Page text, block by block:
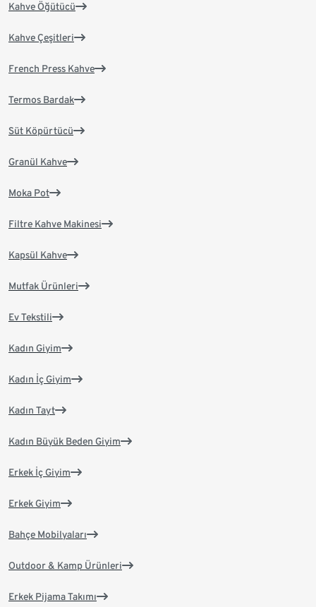
Kahve Öğütücü
Kahve Çeşitleri
French Press Kahve
Termos Bardak
Süt Köpürtücü
Granül Kahve
Moka Pot
Filtre Kahve Makinesi
Kapsül Kahve
Mutfak Ürünleri
Ev Tekstili
Kadın Giyim
Kadın İç Giyim
Kadın Tayt
Kadın Büyük Beden Giyim
Erkek İç Giyim
Erkek Giyim
Bahçe Mobilyaları
Outdoor & Kamp Ürünleri
Erkek Pijama Takımı